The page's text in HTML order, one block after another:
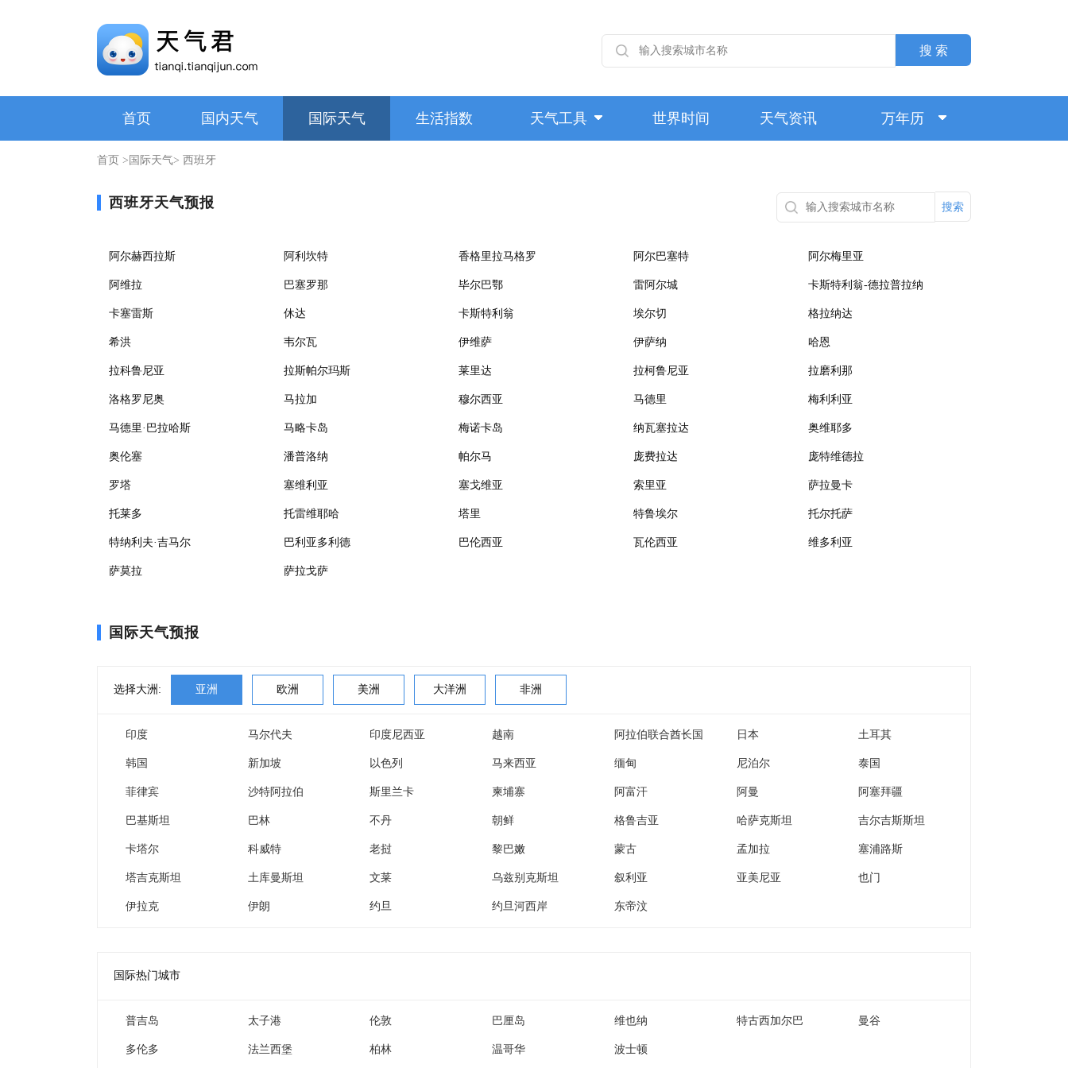
搜 索
首页 国内天气 国际天气 生活指数 天气工具 世界时间 天气资讯 万年历
首页 > 国际天气> 西班牙
西班牙天气预报 搜索
阿尔赫西拉斯 阿利坎特 香格里拉马格罗 阿尔巴塞特 阿尔梅里亚
阿维拉 巴塞罗那 毕尔巴鄂 雷阿尔城 卡斯特利翁-德拉普拉纳
卡塞雷斯 休达 卡斯特利翁 埃尔切 格拉纳达
希洪 韦尔瓦 伊维萨 伊萨纳 哈恩
拉科鲁尼亚 拉斯帕尔玛斯 莱里达 拉柯鲁尼亚 拉磨利那
洛格罗尼奥 马拉加 穆尔西亚 马德里 梅利利亚
马德里·巴拉哈斯 马略卡岛 梅诺卡岛 纳瓦塞拉达 奥维耶多
奥伦塞 潘普洛纳 帕尔马 庞费拉达 庞特维德拉
罗塔 塞维利亚 塞戈维亚 索里亚 萨拉曼卡
托莱多 托雷维耶哈 塔里 特鲁埃尔 托尔托萨
特纳利夫·吉马尔 巴利亚多利德 巴伦西亚 瓦伦西亚 维多利亚
萨莫拉 萨拉戈萨
国际天气预报
选择大洲: 亚洲 欧洲 美洲 大洋洲 非洲
印度 马尔代夫 印度尼西亚 越南 阿拉伯联合酋长国 日本 土耳其
韩国 新加坡 以色列 马来西亚 缅甸 尼泊尔 泰国
菲律宾 沙特阿拉伯 斯里兰卡 柬埔寨 阿富汗 阿曼 阿塞拜疆
巴基斯坦 巴林 不丹 朝鲜 格鲁吉亚 哈萨克斯坦 吉尔吉斯斯坦
卡塔尔 科威特 老挝 黎巴嫩 蒙古 孟加拉 塞浦路斯
塔吉克斯坦 土库曼斯坦 文莱 乌兹别克斯坦 叙利亚 亚美尼亚 也门
伊拉克 伊朗 约旦 约旦河西岸 东帝汶
国际热门城市
普吉岛 太子港 伦敦 巴厘岛 维也纳 特古西加尔巴 曼谷
多伦多 法兰西堡 柏林 温哥华 波士顿